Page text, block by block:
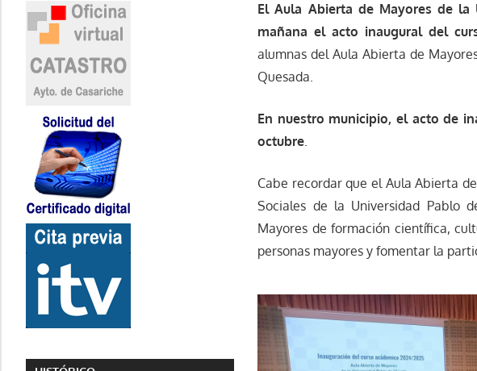
El Aula Abierta de Mayores de la
mañana el acto inaugural del
alumnas del Aula Abierta de
Quesada.
En nuestro municipio, el acto de
octubre.
Cabe recordar que el Aula Abierta
Sociales de la Universidad Pablo
Mayores de formación científica,
personas mayores y fomentar la